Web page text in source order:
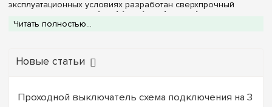
эксплуатационных условиях разработан сверхпрочный
щит Schneider Electric Kaedra на 72
модуля. Этот массивный навесной четырехрядный бокс
дорогостоящего оборудования.
Electric серии Kaedra, внутреннее шасси которой состоит из 4
функциональных рядов по 18 модулей на каждой DIN-рейке.
Читать полностью...
Новые статьи
Проходной выключатель схема подключения на 3